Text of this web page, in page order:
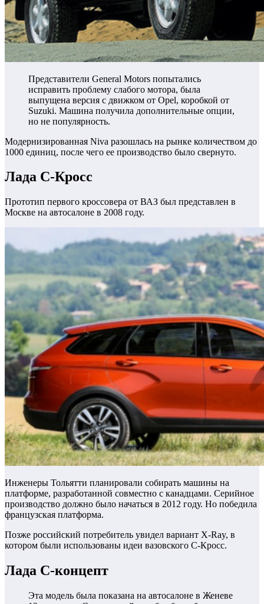
Представители General Motors попытались
исправить проблему слабого мотора, была
выпущена версия с движком от Opel, коробкой от
Suzuki. Машина получила дополнительные опции,
но не популярность.
Модернизированная Niva разошлась на рынке количеством до
1000 единиц, после чего ее производство было свернуто.
Лада С-Кросс
Прототип первого кроссовера от ВАЗ был представлен в
Москве на автосалоне в 2008 году.
Инженеры Тольятти планировали собирать машины на
платформе, разработанной совместно с канадцами. Серийное
производство должно было начаться в 2012 году. Но победила
французская платформа.
Позже российский потребитель увидел вариант X-Ray, в
котором были использованы идеи вазовского С-Кросс.
Лада С-концепт
Эта модель была показана на автосалоне в Женеве